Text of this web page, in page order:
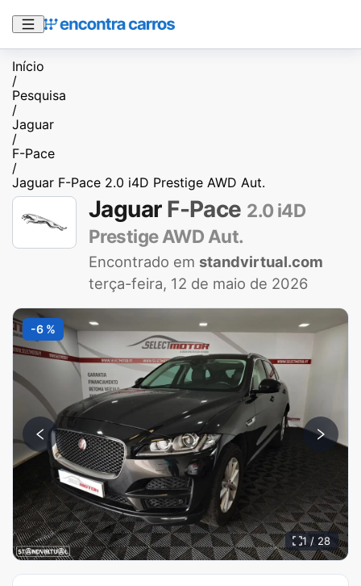
Início
/
Pesquisa
/
Jaguar
/
F-Pace
/
Jaguar F-Pace 2.0 i4D Prestige AWD Aut.
Jaguar F-Pace 2.0 i4D
Prestige AWD Aut.
Encontrado em standvirtual.com
terça-feira, 12 de maio de 2026
-6 %
1 / 28